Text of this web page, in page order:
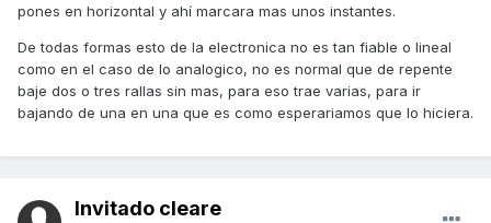
pones en horizontal y ahí marcara mas unos instantes.
De todas formas esto de la electronica no es tan fiable o lineal
como en el caso de lo analogico, no es normal que de repente
baje dos o tres rallas sin mas, para eso trae varias, para ir
bajando de una en una que es como esperariamos que lo hiciera.
Invitado cleare